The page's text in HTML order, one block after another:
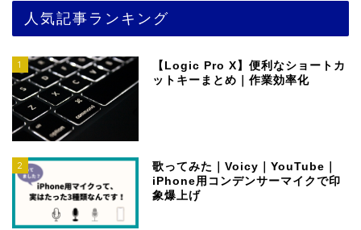
人気記事ランキング
1
【Logic Pro X】便利なショートカ
ットキーまとめ｜作業効率化
2
歌ってみた｜Voicy｜YouTube｜
iPhone用コンデンサーマイクで印
象爆上げ